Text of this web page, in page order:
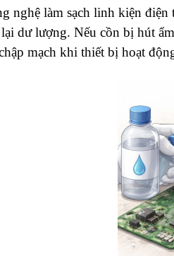
nghệ làm sạch linh kiện
dư lượng. Nếu cồn bị hút
mạch khi thiết bị hoạt